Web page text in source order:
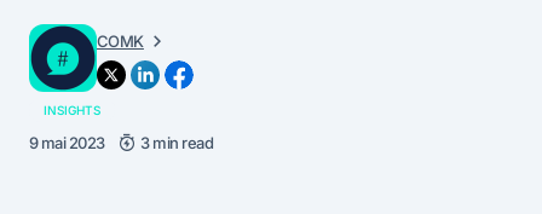
COMK
INSIGHTS
9 mai 2023 3 min read